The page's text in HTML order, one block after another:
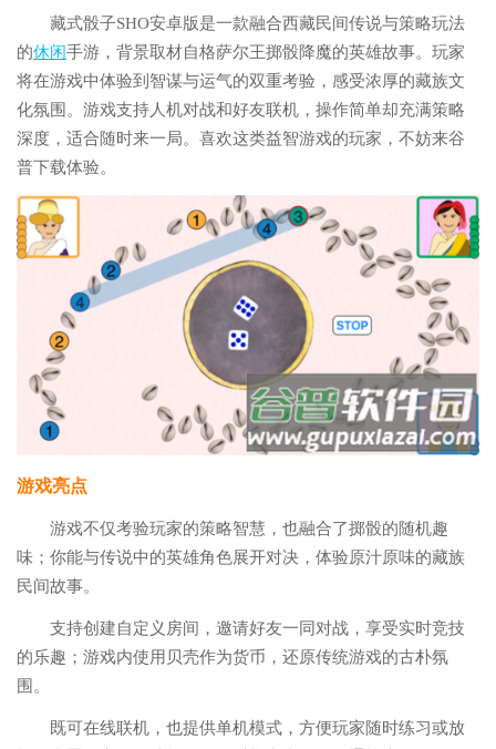
藏式骰子SHO安卓版是一款融合西藏民间传说与策略玩法
的休闲手游，背景取材自格萨尔王掷骰降魔的英雄故事。玩家
将在游戏中体验到智谋与运气的双重考验，感受浓厚的藏族文
化氛围。游戏支持人机对战和好友联机，操作简单却充满策略
深度，适合随时来一局。喜欢这类益智游戏的玩家，不妨来谷
普下载体验。
游戏亮点
游戏不仅考验玩家的策略智慧，也融合了掷骰的随机趣
味；你能与传说中的英雄角色展开对决，体验原汁原味的藏族
民间故事。
支持创建自定义房间，邀请好友一同对战，享受实时竞技
的乐趣；游戏内使用贝壳作为货币，还原传统游戏的古朴氛
围。
既可在线联机，也提供单机模式，方便玩家随时练习或放